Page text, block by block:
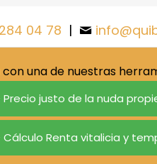
04 78 |
una de nuestras
Precio justo de la nuda
Cálculo Renta vitalicia y